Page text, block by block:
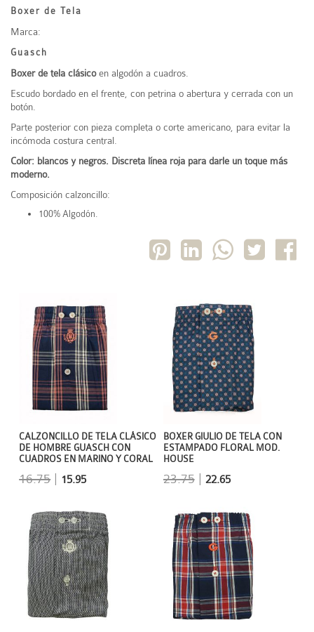
Boxer de Tela
Marca:
Guasch
Boxer de tela clásicoen algodón a cuadros.
Escudo bordado en el frente, con petrina o abertura y cerrada con un
botón.
Parte posterior con pieza completa o corte americano, para evitar la
incómoda costura central.
Color: blancos y negros. Discreta línea roja para darle un toque más
moderno.
Composición calzoncillo:
100% Algodón.
BOXER GIULIO DE TELA CON
ESTAMPADO FLORAL MOD.
HOUSE
23.75| 22.65
CALZONCILLO DE TELA CLÁSICO
DE HOMBRE GUASCH CON
CUADROS EN MARINO Y CORAL
16.75 | 15.95